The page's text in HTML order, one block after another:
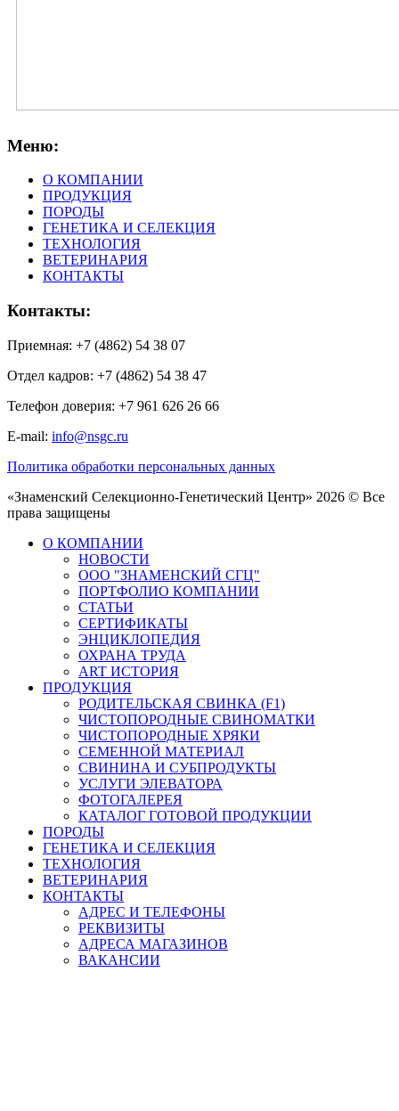
Меню:
О КОМПАНИИ
ПРОДУКЦИЯ
ПОРОДЫ
ГЕНЕТИКА И СЕЛЕКЦИЯ
ТЕХНОЛОГИЯ
ВЕТЕРИНАРИЯ
КОНТАКТЫ
Контакты:
Приемная: +7 (4862) 54 38 07
Отдел кадров: +7 (4862) 54 38 47
Телефон доверия: +7 961 626 26 66
E-mail: info@nsgc.ru
Политика обработки персональных данных
«Знаменский Селекционно-Генетический Центр» 2026 © Все
права защищены
О КОМПАНИИ
НОВОСТИ
ООО "ЗНАМЕНСКИЙ СГЦ"
ПОРТФОЛИО КОМПАНИИ
СТАТЬИ
СЕРТИФИКАТЫ
ЭНЦИКЛОПЕДИЯ
ОХРАНА ТРУДА
ART ИСТОРИЯ
ПРОДУКЦИЯ
РОДИТЕЛЬСКАЯ СВИНКА (F1)
ЧИСТОПОРОДНЫЕ СВИНОМАТКИ
ЧИСТОПОРОДНЫЕ ХРЯКИ
СЕМЕННОЙ МАТЕРИАЛ
СВИНИНА И СУБПРОДУКТЫ
УСЛУГИ ЭЛЕВАТОРА
ФОТОГАЛЕРЕЯ
КАТАЛОГ ГОТОВОЙ ПРОДУКЦИИ
ПОРОДЫ
ГЕНЕТИКА И СЕЛЕКЦИЯ
ТЕХНОЛОГИЯ
ВЕТЕРИНАРИЯ
КОНТАКТЫ
АДРЕС И ТЕЛЕФОНЫ
РЕКВИЗИТЫ
АДРЕСА МАГАЗИНОВ
ВАКАНСИИ